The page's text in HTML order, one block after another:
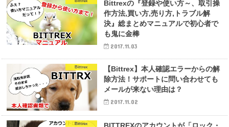
Bittrex
Bittrexの『登録や使い方～、取引操
作方法,買い方,売り方,トラブル解
決』総まとめマニュアルで初心者で
も鬼に金棒
2017.11.03
Bittrex
【Bittrex】本人確認エラーからの解
除方法！サポートに問い合わせても
メールが来ない理由は？
2017.11.02
Bittrex